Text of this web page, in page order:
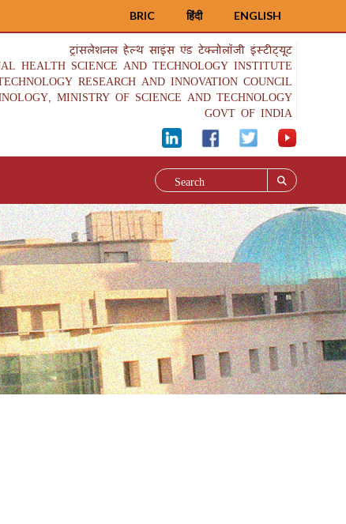
ENGLISH
हिंदी
BRIC
ट्रांसलेशनल हेल्थ साइंस एंड टेक्नोलॉजी इंस्टीट्यूट
HEALTH SCIENCE AND TECHNOLOGY INSTITUTE
RESEARCH AND INNOVATION COUNCIL
MINISTRY OF SCIENCE AND TECHNOLOGY
GOVT OF INDIA